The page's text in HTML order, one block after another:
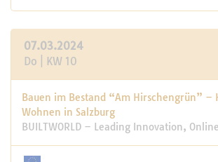
07.03.2024
Do | KW 10
Bauen im Bestand “Am Hirschengrün”
Wohnen in Salzburg
BUILTWORLD – Leading Innovation, Online